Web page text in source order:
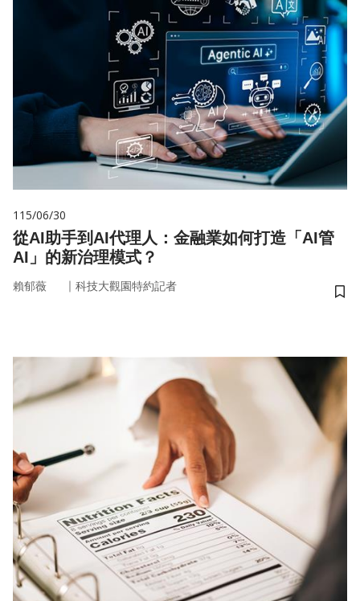
115/06/30
從AI助手到AI代理人：金融業如何打造「AI管
AI」的新治理模式？
賴郁薇 ｜ 科技大觀園特約記者
儲